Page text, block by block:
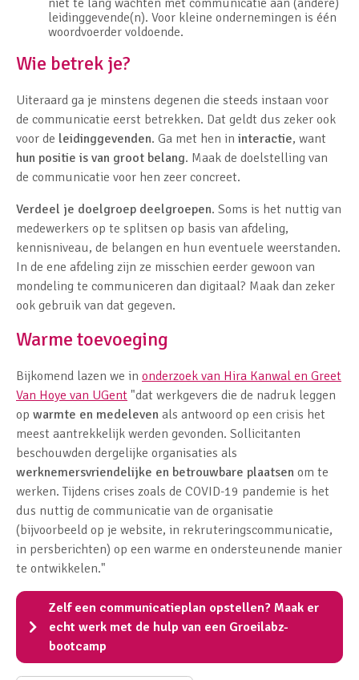
niet te lang wachten met communicatie aan (andere)
leidinggevende(n). Voor kleine ondernemingen is één
woordvoerder voldoende.
Wie betrek je?
Uiteraard ga je minstens degenen die steeds instaan voor
de communicatie eerst betrekken. Dat geldt dus zeker ook
voor de leidinggevenden. Ga met hen in interactie, want
hun positie is van groot belang. Maak de doelstelling van
de communicatie voor hen zeer concreet.
Verdeel je doelgroep deelgroepen. Soms is het nuttig van
medewerkers op te splitsen op basis van afdeling,
kennisniveau, de belangen en hun eventuele weerstanden.
In de ene afdeling zijn ze misschien eerder gewoon van
mondeling te communiceren dan digitaal? Maak dan zeker
ook gebruik van dat gegeven.
Warme toevoeging
Bijkomend lazen we in onderzoek van Hira Kanwal en Greet
Van Hoye van UGent "dat werkgevers die de nadruk leggen
op warmte en medeleven als antwoord op een crisis het
meest aantrekkelijk werden gevonden. Sollicitanten
beschouwden dergelijke organisaties als
werknemersvriendelijke en betrouwbare plaatsen om te
werken. Tijdens crises zoals de COVID-19 pandemie is het
dus nuttig de communicatie van de organisatie
(bijvoorbeeld op je website, in rekruteringscommunicatie,
in persberichten) op een warme en ondersteunende manier
te ontwikkelen."
Zelf een communicatieplan opstellen? Maak er
echt werk met de hulp van een Groeilabz-
bootcamp